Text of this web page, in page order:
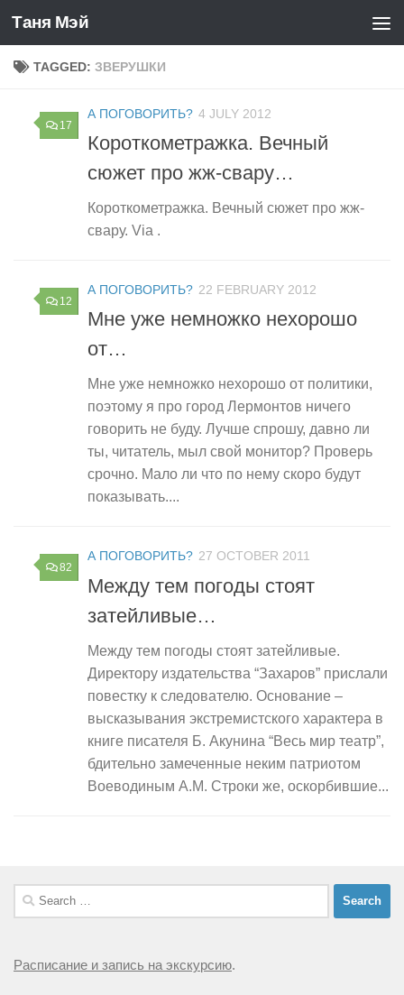
Skip to content
Таня Мэй
TAGGED: ЗВЕРУШКИ
17
А ПОГОВОРИТЬ? 4 JULY 2012
Короткометражка. Вечный
сюжет про жж-свару…
Короткометражка. Вечный сюжет про жж-
свару. Via .
12
А ПОГОВОРИТЬ? 22 FEBRUARY 2012
Мне уже немножко нехорошо
от…
Мне уже немножко нехорошо от политики,
поэтому я про город Лермонтов ничего
говорить не буду. Лучше спрошу, давно ли
ты, читатель, мыл свой монитор? Проверь
срочно. Мало ли что по нему скоро будут
показывать....
82
А ПОГОВОРИТЬ? 27 OCTOBER 2011
Между тем погоды стоят
затейливые…
Между тем погоды стоят затейливые.
Директору издательства “Захаров” прислали
повестку к следователю. Основание –
высказывания экстремистского характера в
книге писателя Б. Акунина “Весь мир театр”,
бдительно замеченные неким патриотом
Воеводиным А.М. Строки же, оскорбившие...
Search
for:
Расписание и запись на экскурсию.